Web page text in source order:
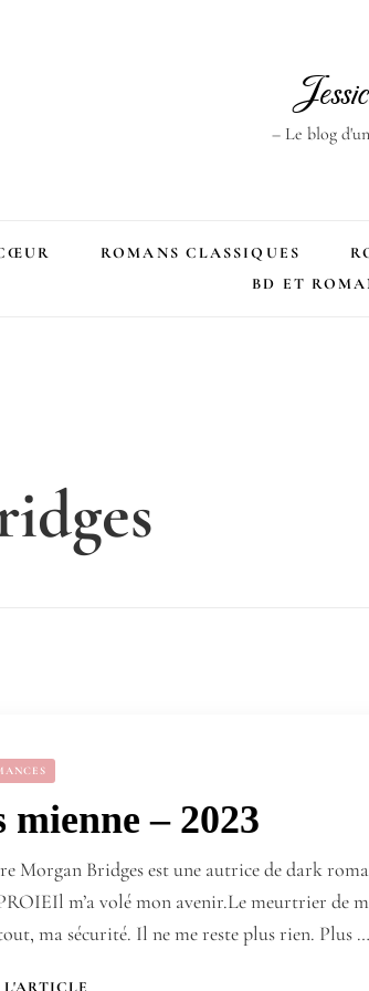
– Le blog
ROMANS CLASSIQUES
BD ET
– 2023
Morgan Bridges est une autrice de dark
m’a volé mon avenir.Le meurtrier de
ma sécurité. Il ne me reste plus rien. Plus …